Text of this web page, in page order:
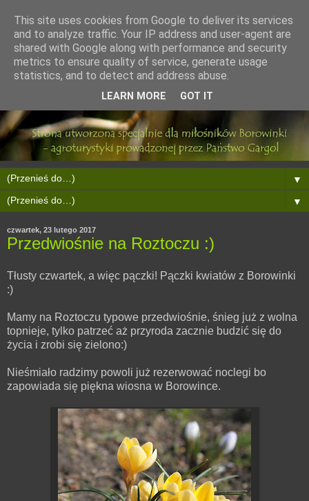
▼
▼
czwartek, 23 lutego 2017
Przedwiośnie na Roztoczu :)
Tłusty czwartek, a więc pączki! Pączki kwiatów z Borowinki
:)
Mamy na Roztoczu typowe przedwiośnie, śnieg już z wolna
topnieje, tylko patrzeć aż przyroda zacznie budzić się do
życia i zrobi się zielono:)
Nieśmiało radzimy powoli już rezerwować noclegi bo
zapowiada się piękna wiosna w Borowince.
This site uses cookies from Google to deliver its services
and to analyze traffic. Your IP address and user-agent are
shared with Google along with performance and security
metrics to ensure quality of service, generate usage
statistics, and to detect and address abuse.
LEARN MORE GOT IT